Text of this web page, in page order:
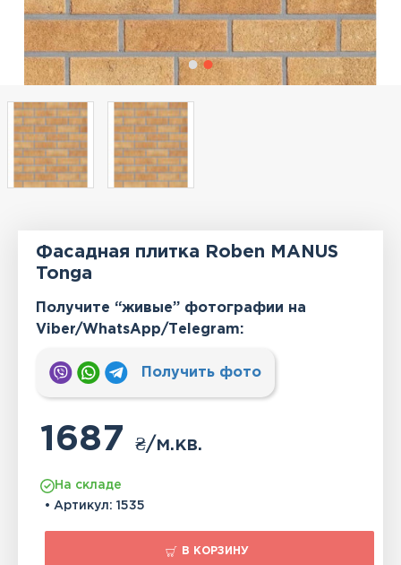
Фасадная плитка Roben MANUS
Tonga
Получите “живые” фотографии на
Viber/WhatsApp/Тelegram:
Получить фото
1687₴/м.кв.
На складе
• Артикул: 1535
В КОРЗИНУ